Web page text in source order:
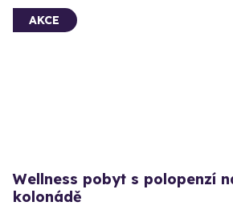
AKCE
Wellness pobyt s polopenzí
kolonádě